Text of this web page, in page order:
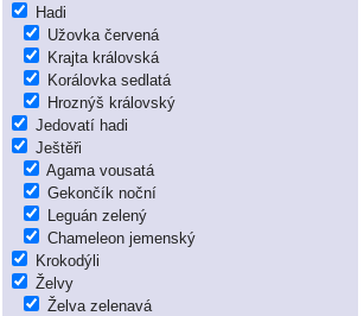
Hadi
Užovka červená
Krajta královská
Korálovka sedlatá
Hroznýš královský
Jedovatí hadi
Ještěři
Agama vousatá
Gekončík noční
Leguán zelený
Chameleon jemenský
Krokodýli
Želvy
Želva zelenavá